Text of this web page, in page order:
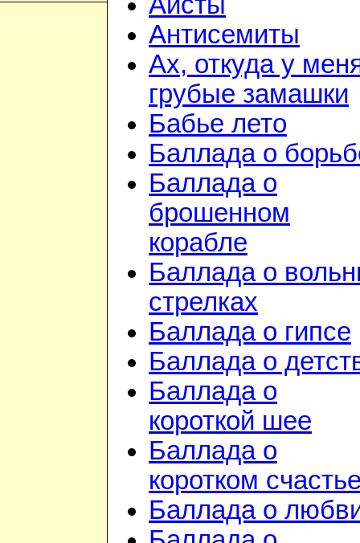
Антисемиты
Ах, откуда у
грубые замашки
Бабье лето
Баллада о
Баллада о
брошенном
корабле
Баллада о
стрелках
Баллада о гипсе
Баллада о
Баллада о
короткой шее
Баллада о
коротком
Баллада о